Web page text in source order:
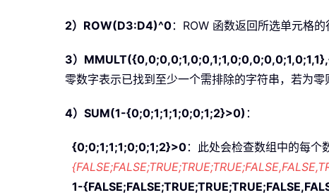
2） ROW(D3:D4)^0：ROW 函数返回所选单元格
3）
零数字表示已找到至少一个需排除的字符串，若为零
4） SUM(1-{0;0;1;1;1;0;0;1;2}>0) ：
{0;0;1;1;1;0;0;1;2}>0：此处会检查数组中的每个
1-